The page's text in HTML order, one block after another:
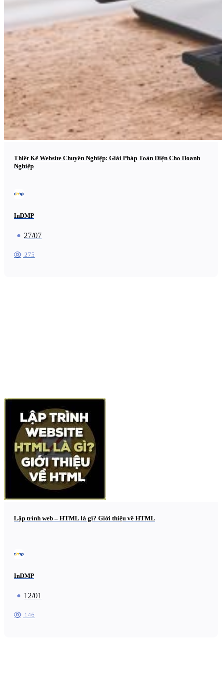
Thiết Kế Website Chuyên Nghiệp: Giải Pháp Toàn Diện Cho Doanh
Nghiệp
InDMP
27/07
275
Lập trình web – HTML là gì? Giới thiệu về HTML
InDMP
12/01
146